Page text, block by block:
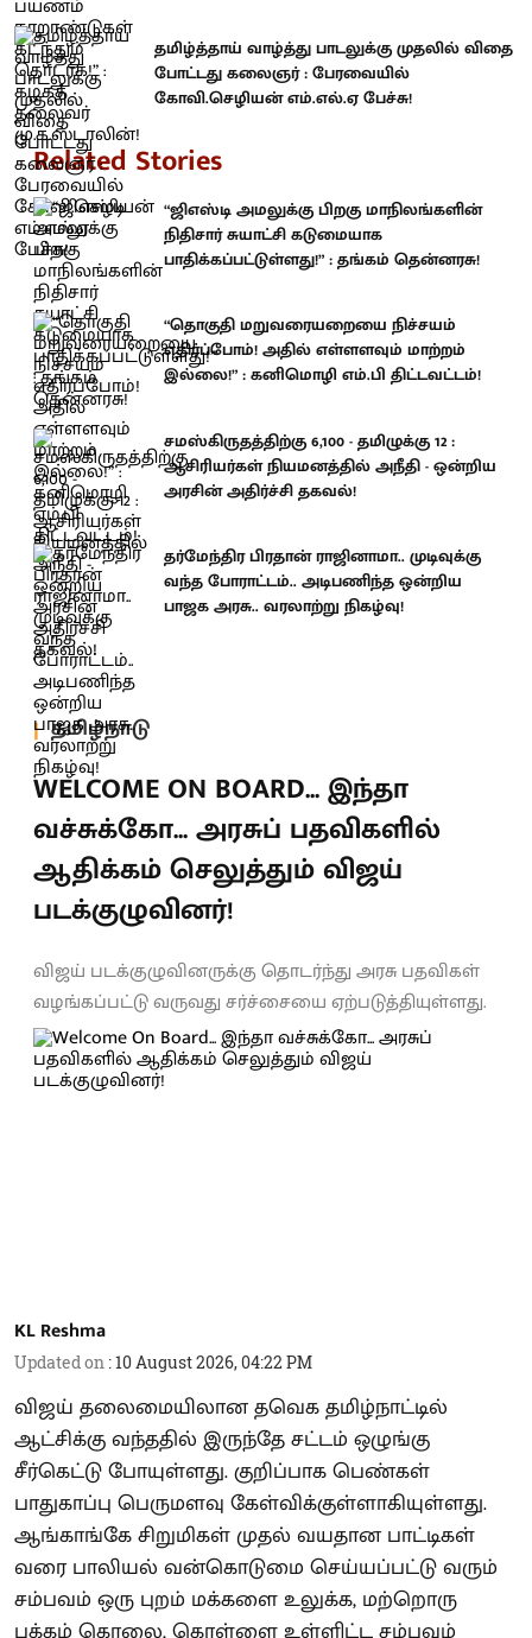
தமிழ்த்தாய் வாழ்த்து பாடலுக்கு முதலில் விதை
போட்டது கலைஞர் : பேரவையில்
கோவி.செழியன் எம்.எல்.ஏ பேச்சு!
Related Stories
“ஜிஎஸ்டி அமலுக்கு பிறகு மாநிலங்களின்
நிதிசார் சுயாட்சி கடுமையாக
பாதிக்கப்பட்டுள்ளது!” : தங்கம் தென்னரசு!
“தொகுதி மறுவரையறையை நிச்சயம்
எதிர்ப்போம்! அதில் எள்ளளவும் மாற்றம்
இல்லை!” : கனிமொழி எம்.பி திட்டவட்டம்!
சமஸ்கிருதத்திற்கு 6,100 - தமிழுக்கு 12 :
ஆசிரியர்கள் நியமனத்தில் அநீதி - ஒன்றிய
அரசின் அதிர்ச்சி தகவல்!
தர்மேந்திர பிரதான் ராஜினாமா.. முடிவுக்கு
வந்த போராட்டம்.. அடிபணிந்த ஒன்றிய
பாஜக அரசு.. வரலாற்று நிகழ்வு!
தமிழ்நாடு
WELCOME ON BOARD... இந்தா
வச்சுக்கோ... அரசுப் பதவிகளில்
ஆதிக்கம் செலுத்தும் விஜய்
படக்குழுவினர்!
விஜய் படக்குழுவினருக்கு தொடர்ந்து அரசு பதவிகள்
வழங்கப்பட்டு வருவது சர்ச்சையை ஏற்படுத்தியுள்ளது.
KL Reshma
Updated on :10 August 2026, 04:22 PM
விஜய் தலைமையிலான தவெக தமிழ்நாட்டில்
ஆட்சிக்கு வந்ததில் இருந்தே சட்டம் ஒழுங்கு
சீர்கெட்டு போயுள்ளது. குறிப்பாக பெண்கள்
பாதுகாப்பு பெருமளவு கேள்விக்குள்ளாகியுள்ளது.
ஆங்காங்கே சிறுமிகள் முதல் வயதான பாட்டிகள்
வரை பாலியல் வன்கொடுமை செய்யப்பட்டு வரும்
சம்பவம் ஒரு புறம் மக்களை உலுக்க, மற்றொரு